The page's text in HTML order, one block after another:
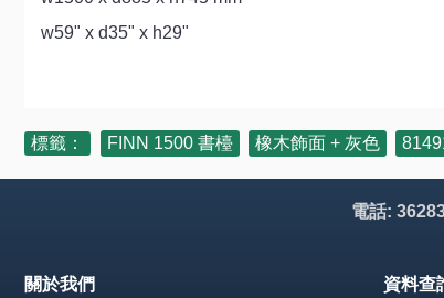
w59" x d35" x h29"
標籤： FINN 1500 書檯 橡木飾面 + 灰色
電話:
關於我們 資料查